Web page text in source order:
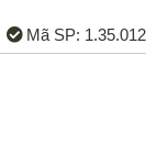
Mã SP: 1.35.012